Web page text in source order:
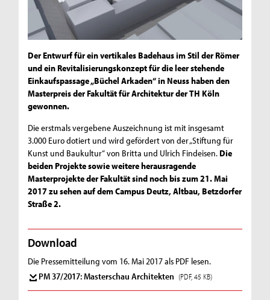
Der Entwurf für ein vertikales Badehaus im Stil der Römer
und ein Revitalisierungskonzept für die leer stehende
Einkaufspassage „Büchel Arkaden“ in Neuss haben den
Masterpreis der Fakultät für Architektur der TH Köln
gewonnen.
Die erstmals vergebene Auszeichnung ist mit insgesamt
3.000 Euro dotiert und wird gefördert von der „Stiftung für
Kunst und Baukultur“ von Britta und Ulrich Findeisen. Die
beiden Projekte sowie weitere herausragende
Masterprojekte der Fakultät sind noch bis zum 21. Mai
2017 zu sehen auf dem Campus Deutz, Altbau, Betzdorfer
Straße 2.
Download
Die Pressemitteilung vom 16. Mai 2017 als PDF lesen.
PM 37/2017: Masterschau Architekten (PDF, 45 KB)